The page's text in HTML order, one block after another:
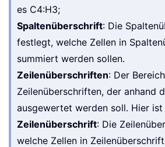
es C4:H3;
Spaltenüberschrift: Die
festlegt, welche Zellen in
summiert werden sollen.
Zeilenüberschriften: Der
Zeilenüberschriften, der anhand
ausgewertet werden soll. Hier ist
Zeilenüberschrift: Die
welche Zellen in